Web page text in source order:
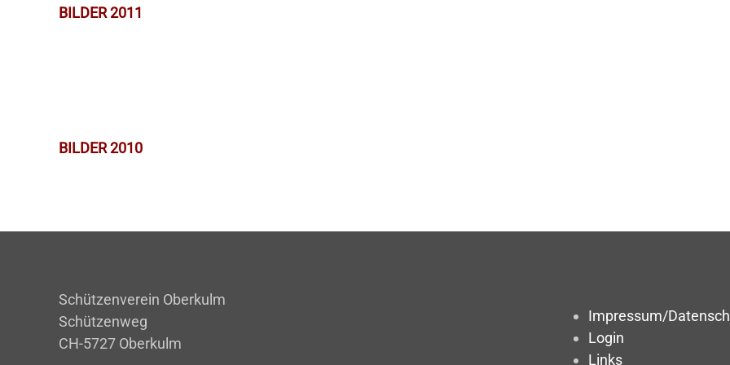
BILDER 2011
BILDER 2010
Schützenverein Oberkulm
Schützenweg
CH-5727 Oberkulm
Impressum/
Login
Links